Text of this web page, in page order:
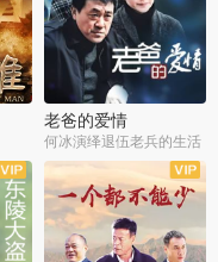
老爸的爱情
何冰演绎退伍老兵的生活
全36集